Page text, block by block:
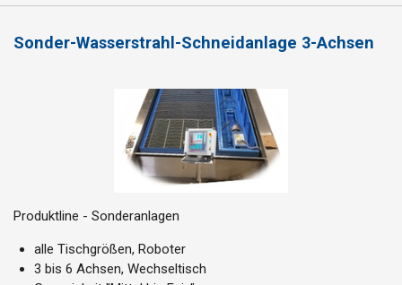
Sonder-Wasserstrahl-Schneidanlage 3-Achsen
Produktline - Sonderanlagen
alle Tischgrößen, Roboter
3 bis 6 Achsen, Wechseltisch